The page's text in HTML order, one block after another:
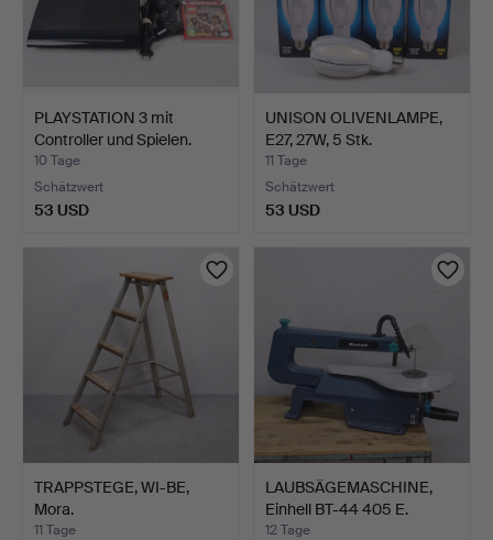
PLAYSTATION 3 mit
Controller und Spielen.
10 Tage
Schätzwert
53 USD
UNISON OLIVENLAMPE,
E27, 27W, 5 Stk.
11 Tage
Schätzwert
53 USD
TRAPPSTEGE, WI-BE,
Mora.
11 Tage
LAUBSÄGEMASCHINE,
Einhell BT-44 405 E.
12 Tage